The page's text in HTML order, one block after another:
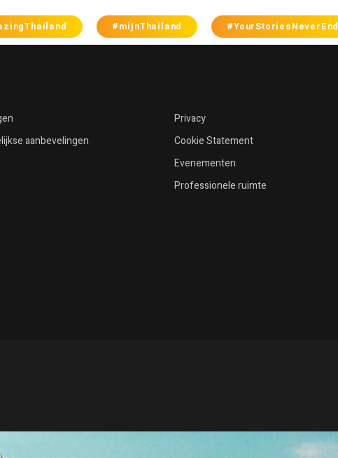
#mijnThailand #YourStoriesNeverEnd
aanbevelingen
Privacy
Cookie Statement
Evenementen
Professionele ruimte
Mis niets nieuws